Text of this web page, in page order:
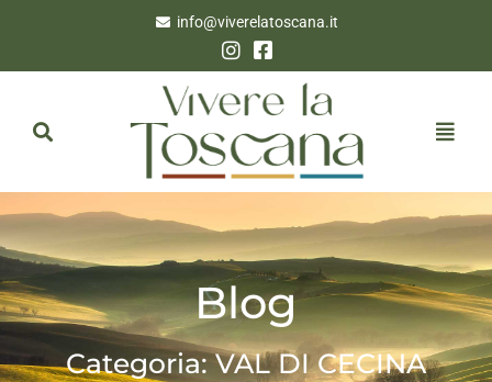
info@viverelatoscana.it
Blog
Categoria: VAL DI CECINA